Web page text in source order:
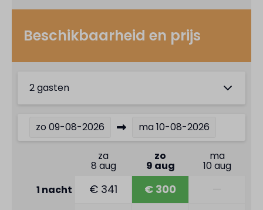
Beschikbaarheid en prijs
2 gasten
zo 09-08-2026 ma10-08-2026
za
8 aug
zo
9 aug
ma
10 aug
1 nacht
€ 341 € 300